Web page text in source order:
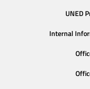
UNED
Internal